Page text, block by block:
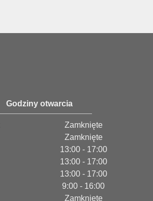
Godziny otwarcia
Zamknięte
Zamknięte
13:00 - 17:00
13:00 - 17:00
13:00 - 17:00
9:00 - 16:00
Zamknięte